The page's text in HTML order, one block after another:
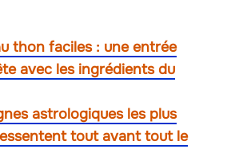
thon faciles : une entrée
avec les ingrédients du
astrologiques les plus
tout avant tout le